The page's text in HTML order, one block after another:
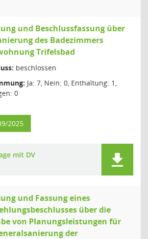
und Beschlussfassung über
des Badezimmers
Trifelsbad
beschlossen
Ja: 7, Nein: 0, Enthaltung: 1,
0
2025
mit DV
und Fassung eines
über die
von Planungsleistungen für
der